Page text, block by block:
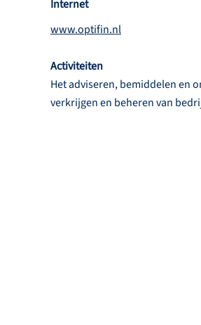
Internet
www.optifin.nl
Activiteiten
Het adviseren, bemiddelen en
verkrijgen en beheren van